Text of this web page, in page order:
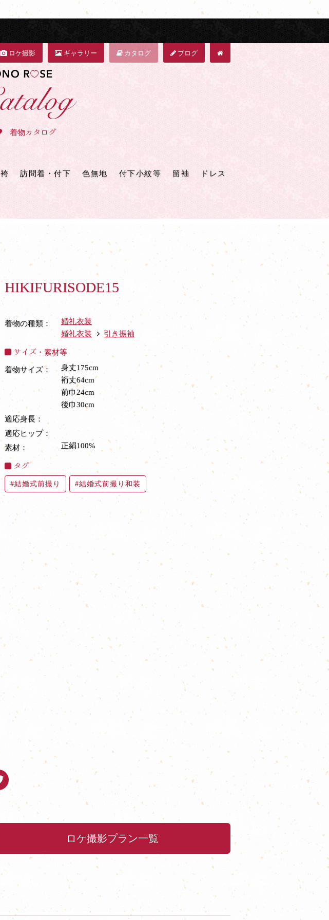
ロケ撮影 ギャラリー カタログ ブログ
着物カタログ
袴 訪問着・付下 色無地 付下小紋等 留袖 ドレス
HIKIFURISODE15
着物の種類：
婚礼衣装
婚礼衣装
引き振袖
サイズ・素材等
着物サイズ：
身丈175cm
裄丈64cm
前巾24cm
後巾30cm
適応身長：
適応ヒップ：
素材：
正絹100%
タグ
結婚式前撮り 結婚式前撮り和装
ロケ撮影プラン一覧